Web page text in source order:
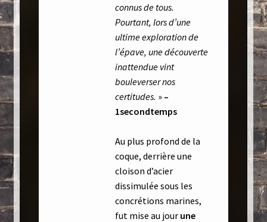
connus de tous.
Pourtant, lors d’une
ultime exploration de
l’épave, une découverte
inattendue vint
bouleverser nos
certitudes. » –
1secondtemps
Au plus profond de la
coque, derrière une
cloison d’acier
dissimulée sous les
concrétions marines,
fut mise au jour une